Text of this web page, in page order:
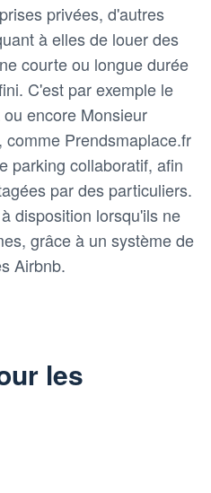
privées, d'autres
à elles de louer des
courte ou longue durée
C'est par exemple le
encore Monsieur
Prendsmaplace.fr
parking collaboratif, afin
par des particuliers.
disposition lorsqu'ils ne
grâce à un système de
Airbnb.
les